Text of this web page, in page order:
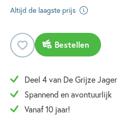
Altijd de laagste prijs
Bestellen
Deel 4 van De Grijze Jager
Spannend en avontuurlijk
Vanaf 10 jaar!